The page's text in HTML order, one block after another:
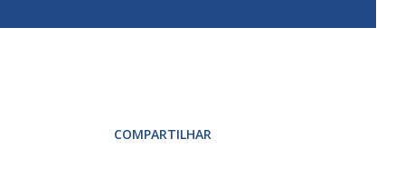
COMPARTILHAR